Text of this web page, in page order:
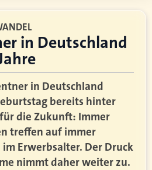
in Deutschland
in Deutschland
bereits hinter
die Zukunft: Immer
treffen auf immer
Erwerbsalter. Der Druck
nimmt daher weiter zu.